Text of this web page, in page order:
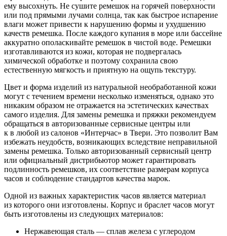
ему высохнуть. Не сушите ремешок на горячей поверхности
или под прямыми лучами солнца, так как быстрое испарение
влаги может привести к нарушению формы и ухудшению
качеств ремешка. После каждого купания в море или бассейне
аккуратно ополаскивайте ремешок в чистой воде. Ремешки
изготавливаются из кожи, которая не подвергалась
химической обработке и поэтому сохранила свою
естественную мягкость и приятную на ощупь текстуру.
Цвет и форма изделий из натуральной необработанной кожи
могут с течением времени несколько изменяться, однако это
никаким образом не отражается на эстетических качествах
самого изделия. Для замены ремешка и пряжки рекомендуем
обращаться в авторизованные сервисные центры или
к в любой из салонов «Интерчас» в Твери. Это позволит Вам
избежать неудобств, возникающих вследствие неправильной
замены ремешка. Только авторизованный сервисный центр
или официальный дистрибьютор может гарантировать
подлинность ремешков, их соответствие размерам корпуса
часов и соблюдение стандартов качества марок.
Одной из важных характеристик часов является материал
из которого они изготовлены. Корпус и браслет часов могут
быть изготовлены из следующих материалов:
Нержавеющая сталь — сплав железа с углеродом